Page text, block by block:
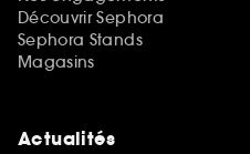
Découvrir Sephora
Sephora Stands
Magasins
Actualités